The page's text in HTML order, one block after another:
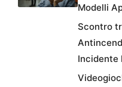
Modelli
Scontro
Incidente